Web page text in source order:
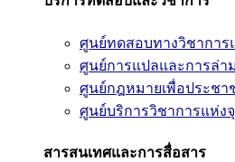
ศูนย์ทดสอบทางวิชาการ
ศูนย์การแปลและการล่า
ศูนย์กฎหมายเพื่อประชา
ศูนย์บริการวิชาการแห่
สารสนเทศและการสื่อสาร